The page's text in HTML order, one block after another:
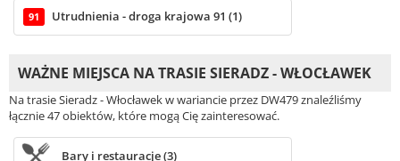
91 Utrudnienia - droga krajowa 91 (1)
WAŻNE MIEJSCA NA TRASIE SIERADZ - WŁOCŁAWEK
Na trasie Sieradz - Włocławek w wariancie przez DW479 znaleźliśmy
łącznie 47 obiektów, które mogą Cię zainteresować.
Bary i restauracje (3)